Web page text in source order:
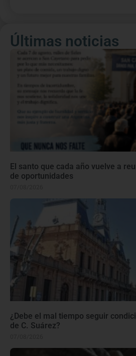
Últimas noticias
El santo que cada año vuelve a
de oportunidades
¿Debe el mal tiempo seguir
de C. Suárez?